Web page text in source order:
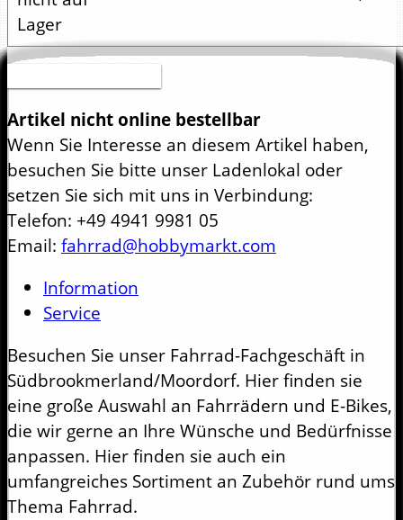
Artikel nicht online bestellbar
Wenn Sie Interesse an diesem Artikel haben,
besuchen Sie bitte unser Ladenlokal oder
setzen Sie sich mit uns in Verbindung:
Telefon: +49 4941 9981 05
Email: fahrrad@hobbymarkt.com
Information
Service
Besuchen Sie unser Fahrrad-Fachgeschäft in
Südbrookmerland/Moordorf. Hier finden sie
eine große Auswahl an Fahrrädern und E-Bikes,
die wir gerne an Ihre Wünsche und Bedürfnisse
anpassen. Hier finden sie auch ein
umfangreiches Sortiment an Zubehör rund ums
Thema Fahrrad.